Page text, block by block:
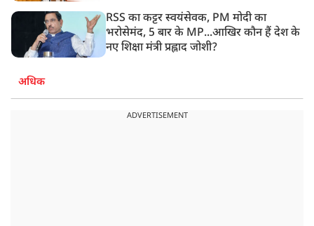
RSS का कट्टर स्वयंसेवक, PM मोदी का
भरोसेमंद, 5 बार के MP...आखिर कौन हैं देश के
नए शिक्षा मंत्री प्रह्लाद जोशी?
अधिक
ADVERTISEMENT